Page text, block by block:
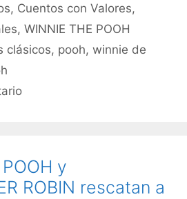
, Cuentos con Valores,
, WINNIE THE POOH
clásicos, pooh,winnie de
y
ROBIN rescatan a